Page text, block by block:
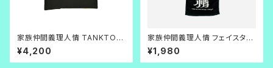
家族仲間義理人情 TANKTOP
黒
¥4,200
家族仲間義理人情 フェイスタオ
ル
¥1,980